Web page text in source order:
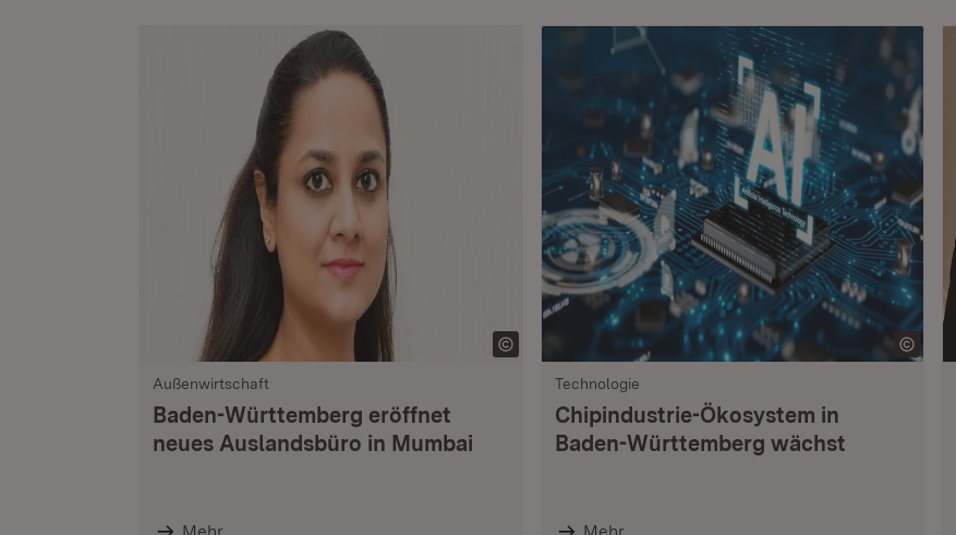
Außenwirtschaft
Baden-Württemberg eröffnet
neues Auslandsbüro in Mumbai
Technologie
Chipindustrie-Ökosystem in
Baden-Württemberg wächst